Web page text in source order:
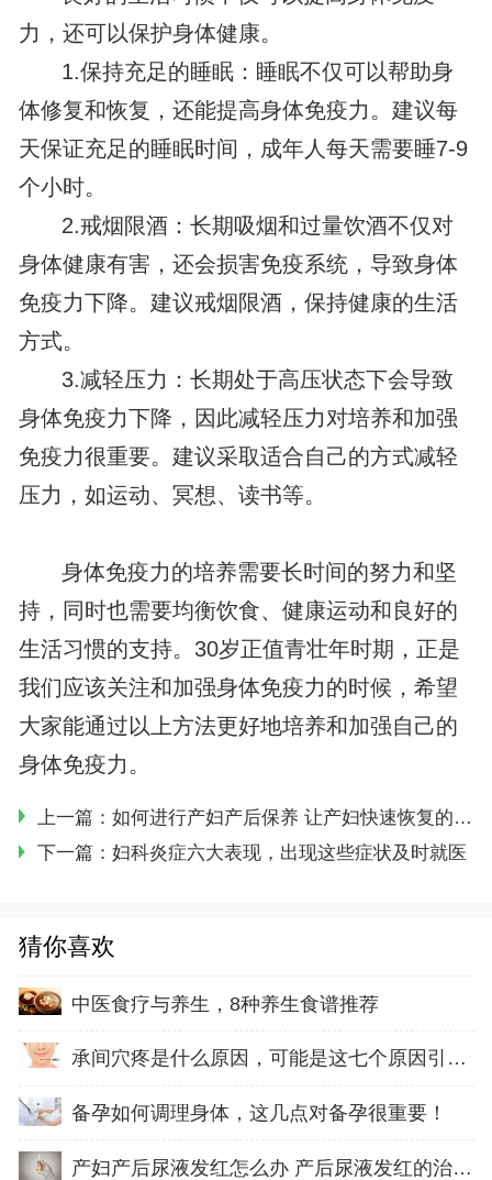
力，还可以保护身体健康。
1.保持充足的睡眠：睡眠不仅可以帮助身
体修复和恢复，还能提高身体免疫力。建议每
天保证充足的睡眠时间，成年人每天需要睡7-9
个小时。
2.戒烟限酒：长期吸烟和过量饮酒不仅对
身体健康有害，还会损害免疫系统，导致身体
免疫力下降。建议戒烟限酒，保持健康的生活
方式。
3.减轻压力：长期处于高压状态下会导致
身体免疫力下降，因此减轻压力对培养和加强
免疫力很重要。建议采取适合自己的方式减轻
压力，如运动、冥想、读书等。
身体免疫力的培养需要长时间的努力和坚
持，同时也需要均衡饮食、健康运动和良好的
生活习惯的支持。30岁正值青壮年时期，正是
我们应该关注和加强身体免疫力的时候，希望
大家能通过以上方法更好地培养和加强自己的
身体免疫力。
上一篇： 如何进行产妇产后保养 让产妇快速恢复的五方面做法
下一篇： 妇科炎症六大表现，出现这些症状及时就医
猜你喜欢
中医食疗与养生，8种养生食谱推荐
承间穴疼是什么原因，可能是这七个原因引起的
备孕如何调理身体，这几点对备孕很重要！
产妇产后尿液发红怎么办 产后尿液发红的治疗方